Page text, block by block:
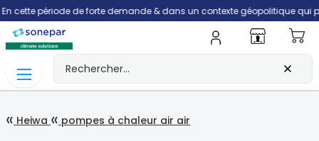
période de forte demande & dans un contexte géopolitique qui
Heiwa pompes à chaleur air air